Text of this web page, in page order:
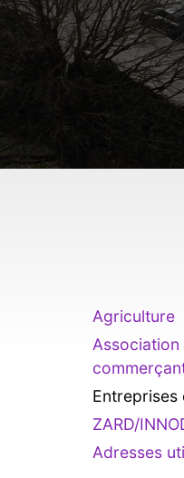
Agriculture
Association
Entreprises
ZARD/
Adresses